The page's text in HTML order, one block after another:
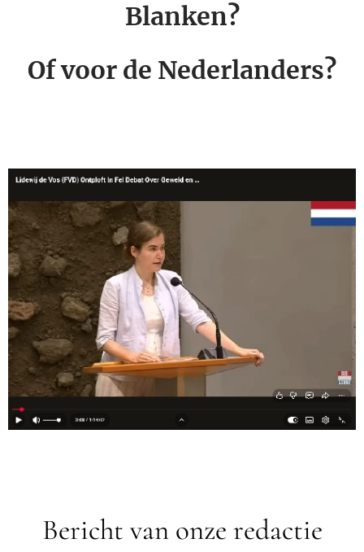
Blanken?
Of voor de Nederlanders?
Bericht van onze redactie